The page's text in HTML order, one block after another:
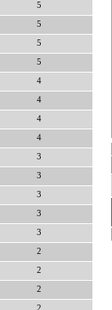
5
5
5
5
4
4
4
4
3
3
3
3
3
2
2
2
2